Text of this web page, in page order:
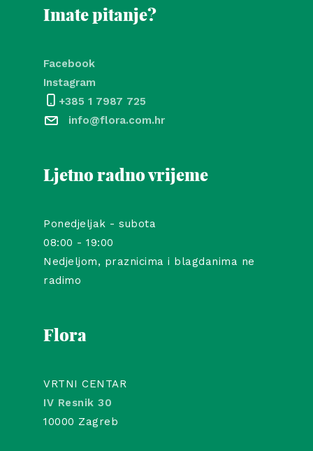
Imate pitanje?
Facebook
Instagram
+385 1 7987 725
info@flora.com.hr
Ljetno radno vrijeme
Ponedjeljak - subota
08:00 - 19:00
Nedjeljom, praznicima i blagdanima ne
radimo
Flora
VRTNI CENTAR
IV Resnik 30
10000 Zagreb